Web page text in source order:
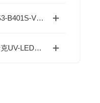
Epson爱普生LS3-B401S-V1机械臂高精度0.01mm运行稳定
日本AITEC艾泰克UV-LED全波段可调光源系统